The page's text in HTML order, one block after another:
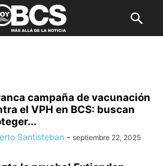
campaña de vacunación
el VPH en BCS: buscan
Santisteban - septiembre 22, 2025